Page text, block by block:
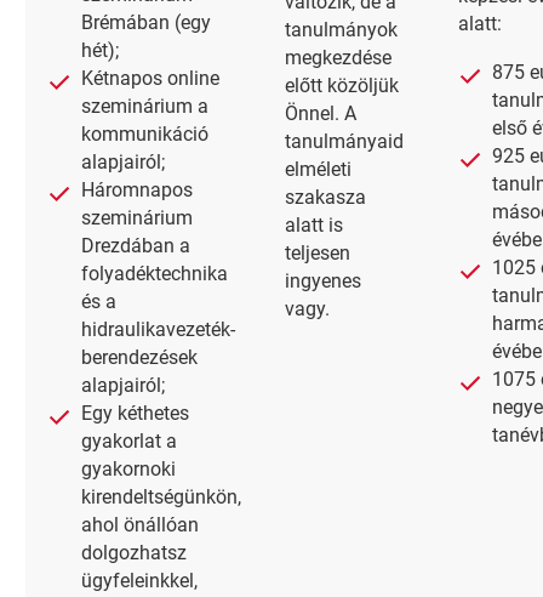
Brémában (egy
hét);
Kétnapos online
szeminárium a
kommunikáció
alapjairól;
Háromnapos
szeminárium
Drezdában a
folyadéktechnika
és a
hidraulikavezeték-
berendezések
alapjairól;
Egy kéthetes
gyakorlat a
gyakornoki
kirendeltségünkön,
ahol önállóan
dolgozhatsz
ügyfeleinkkel,
tanulmányok
megkezdése
előtt közöljük
Önnel. A
tanulmányaid
elméleti
szakasza
alatt is
teljesen
ingyenes
vagy.
alatt:
875
első
925
1025
1075